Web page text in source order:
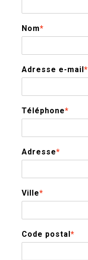
Nom*
Adresse e-mail*
Téléphone*
Adresse*
Ville*
Code postal*